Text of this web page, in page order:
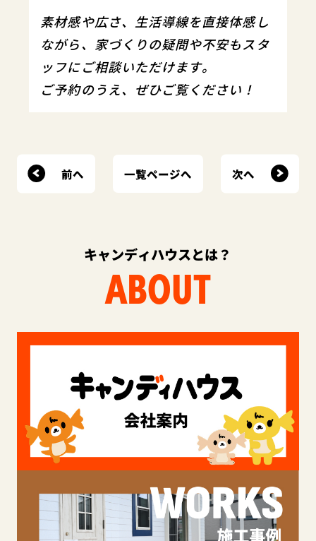
素材感や広さ、生活導線を直接体感し
ながら、家づくりの疑問や不安もスタ
ッフにご相談いただけます。
ご予約のうえ、ぜひご覧ください！
前へ 一覧ページへ 次へ
キャンディハウスとは？
ABOUT